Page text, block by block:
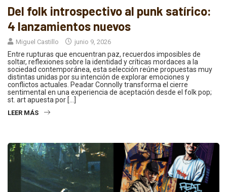
Del folk introspectivo al punk satírico:
4 lanzamientos nuevos
Miguel Castillo junio 9, 2026
Entre rupturas que encuentran paz, recuerdos imposibles de
soltar, reflexiones sobre la identidad y críticas mordaces a la
sociedad contemporánea, esta selección reúne propuestas muy
distintas unidas por su intención de explorar emociones y
conflictos actuales. Peadar Connolly transforma el cierre
sentimental en una experiencia de aceptación desde el folk pop;
st. art apuesta por […]
LEER MÁS